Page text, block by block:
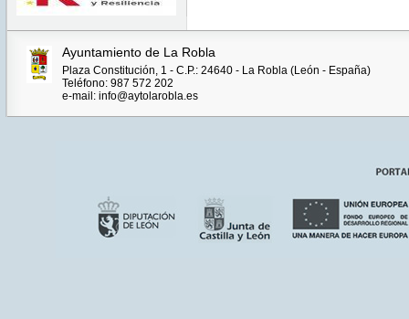
Ayuntamiento de La Robla
Plaza Constitución, 1 - C.P.: 24640 - La Robla (León - España)
Teléfono: 987 572 202
e-mail: info@aytolarobla.es